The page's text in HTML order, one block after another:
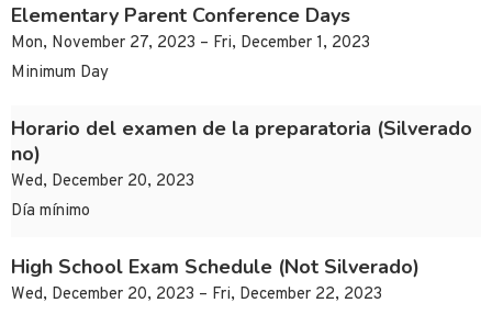
Elementary Parent Conference Days
Mon, November 27, 2023 – Fri, December 1, 2023
Minimum Day
Horario del examen de la preparatoria (Silverado
no)
Wed, December 20, 2023
Día mínimo
High School Exam Schedule (Not Silverado)
Wed, December 20, 2023 – Fri, December 22, 2023